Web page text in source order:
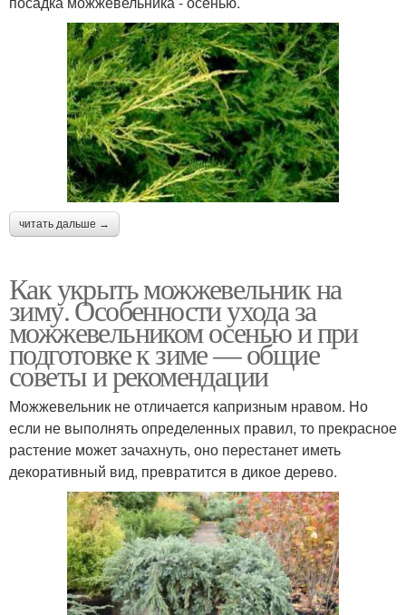
читать дальше →
Как укрыть можжевельник на
зиму. Особенности ухода за
можжевельником осенью и при
подготовке к зиме — общие
советы и рекомендации
Можжевельник не отличается капризным нравом. Но
если не выполнять определенных правил, то прекрасное
растение может зачахнуть, оно перестанет иметь
декоративный вид, превратится в дикое дерево.